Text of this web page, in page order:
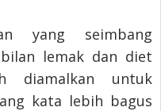
yang seimbang
lemak dan diet
diamalkan untuk
kata lebih bagus